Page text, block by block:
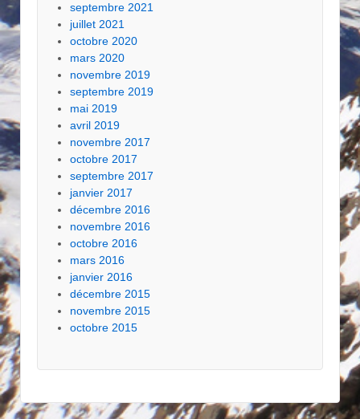
septembre 2021
juillet 2021
octobre 2020
mars 2020
novembre 2019
septembre 2019
mai 2019
avril 2019
novembre 2017
octobre 2017
septembre 2017
janvier 2017
décembre 2016
novembre 2016
octobre 2016
mars 2016
janvier 2016
décembre 2015
novembre 2015
octobre 2015